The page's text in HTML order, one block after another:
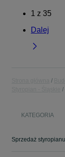
1 z 35
Dalej
KATEGORIA